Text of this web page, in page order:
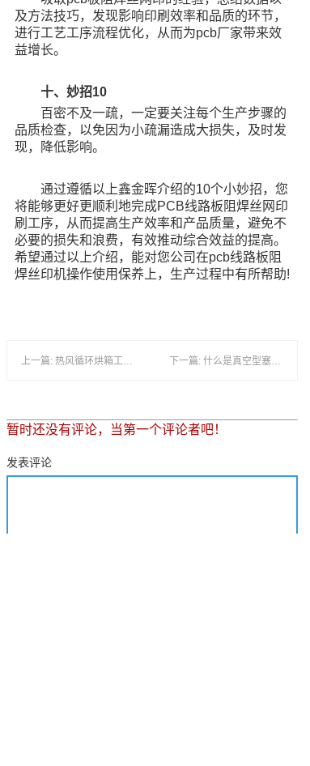
及方法技巧，发现影响印刷效率和品质的环节，
进行工艺工序流程优化，从而为pcb厂家带来效
益增长。
十、妙招10
百密不及一疏，一定要关注每个生产步骤的
品质检查，以免因为小疏漏造成大损失，及时发
现，降低影响。
通过遵循以上鑫金晖介绍的10个小妙招，您
将能够更好更顺利地完成PCB线路板阻焊丝网印
刷工序，从而提高生产效率和产品质量，避免不
必要的损失和浪费，有效推动综合效益的提高。
希望通过以上介绍，能对您公司在pcb线路板阻
焊丝印机操作使用保养上，生产过程中有所帮助!
上一篇: 热风循环烘箱工作原理与作用及高效节能优势 下一篇: 什么是真空型塞孔机以及真空树脂塞孔机怎么选
暂时还没有评论，当第一个评论者吧！
发表评论